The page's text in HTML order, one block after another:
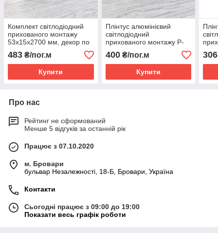
Комплект світлодіодний
прихованого монтажу
53х15х2700 мм, декор по
RAL
483 ₴/пог.м
Купити
Плінтус алюмінієвий
світлодіодний
прихованого монтажу P-
116 LED 60х12х2500 мм,
анодований
400₴/пог.м
Купити
306
Про нас
Рейтинг не сформований
Менше 5 відгуків за останній рік
Працює з 07.10.2020
м. Бровари
бульвар Незалежності, 18-Б, Бровари, Україна
Контакти
Сьогодні працює з 09:00 до 19:00
Показати весь графік роботи